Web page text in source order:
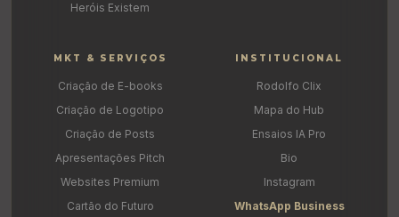
Heróis Existem
MKT & SERVIÇOS
Criação de E-books
Criação de Logotipo
Criação de Posts
Apresentações Pitch
Websites Premium
Cartão do Futuro
INSTITUCIONAL
Rodolfo Clix
Mapa do Hub
Ensaios IA Pro
Bio
Instagram
WhatsApp Business